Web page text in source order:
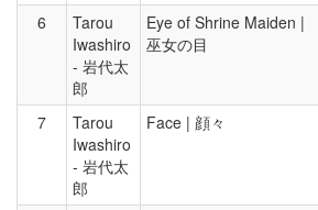
6
Tarou
Iwashiro
- 岩代太
郎
Eye of Shrine Maiden |
巫女の目
7
Tarou
Iwashiro
- 岩代太
郎
Face | 顔々